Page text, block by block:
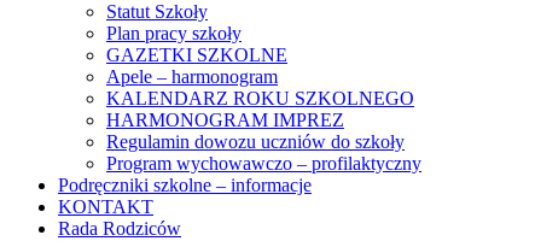
Statut Szkoły
Plan pracy szkoły
GAZETKI SZKOLNE
Apele – harmonogram
KALENDARZ ROKU SZKOLNEGO
HARMONOGRAM IMPREZ
Regulamin dowozu uczniów do szkoły
Program wychowawczo – profilaktyczny
Podręczniki szkolne – informacje
KONTAKT
Rada Rodziców